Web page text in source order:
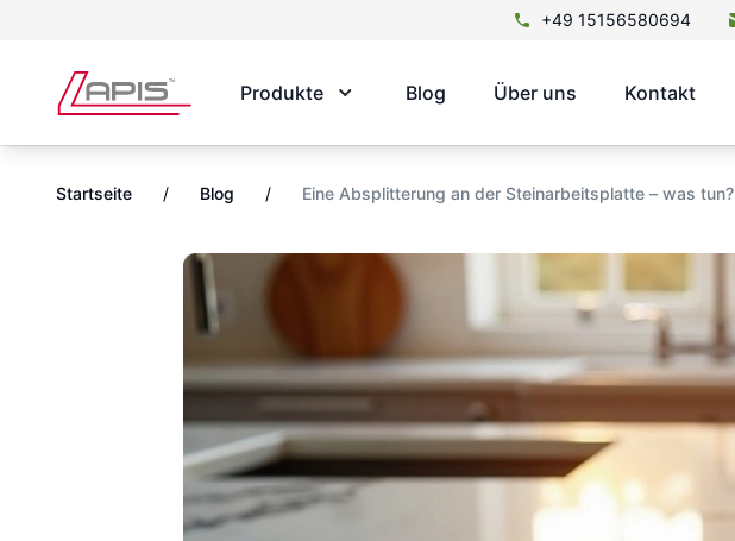
+49 15156580694
Produkte Blog Über uns Kontakt
Startseite / Blog / Eine Absplitterung an der Steinarbeitsplatte – was tun?